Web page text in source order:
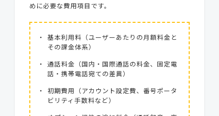
めに必要な費用項目です。
基本利用料（ユーザーあたりの月額料金と
その課金体系）
通話料金（国内・国際通話の料金、固定電
話・携帯電話宛ての差異）
初期費用（アカウント設定費、番号ポータ
ビリティ手数料など）